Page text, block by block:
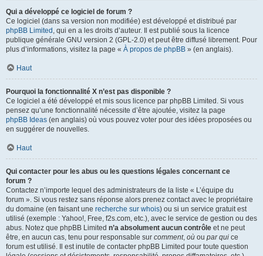
Qui a développé ce logiciel de forum ?
Ce logiciel (dans sa version non modifiée) est développé et distribué par
phpBB Limited , qui en a les droits d’auteur. Il est publié sous la licence
publique générale GNU version 2 (GPL-2.0) et peut être diffusé librement. Pour
plus d’informations, visitez la page « À propos de phpBB » (en anglais).
Haut
Pourquoi la fonctionnalité X n’est pas disponible ?
Ce logiciel a été développé et mis sous licence par phpBB Limited. Si vous
pensez qu’une fonctionnalité nécessite d’être ajoutée, visitez la page
phpBB Ideas (en anglais) où vous pouvez voter pour des idées proposées ou
en suggérer de nouvelles.
Haut
Qui contacter pour les abus ou les questions légales concernant ce
forum ?
Contactez n’importe lequel des administrateurs de la liste « L’équipe du
forum ». Si vous restez sans réponse alors prenez contact avec le propriétaire
du domaine (en faisant une recherche sur whois) ou si un service gratuit est
utilisé (exemple : Yahoo!, Free, f2s.com, etc.), avec le service de gestion ou des
abus. Notez que phpBB Limited n’a absolument aucun contrôle et ne peut
être, en aucun cas, tenu pour responsable sur comment, où ou par qui ce
forum est utilisé. Il est inutile de contacter phpBB Limited pour toute question